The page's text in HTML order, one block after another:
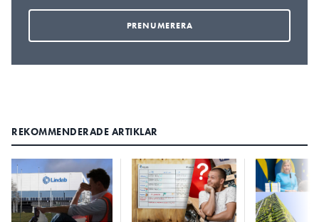
REKOMMENDERADE ARTIKLAR